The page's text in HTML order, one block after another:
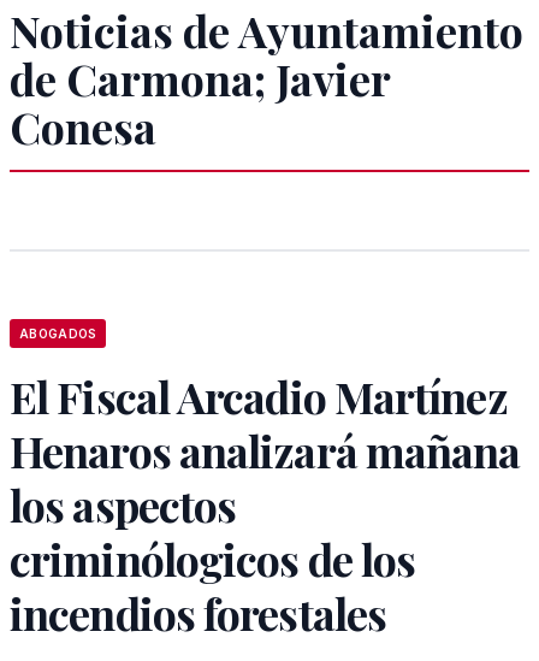
Noticias de Ayuntamiento
de Carmona; Javier
Conesa
ABOGADOS
El Fiscal Arcadio Martínez
Henaros analizará mañana
los aspectos
criminólogicos de los
incendios forestales